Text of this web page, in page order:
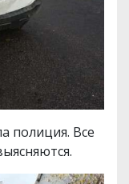
полиция. Все